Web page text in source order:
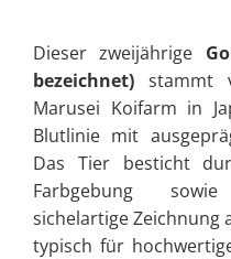
Dieser zweijährige
bezeichnet) stammt
Marusei Koifarm in
Blutlinie mit
Das Tier besticht
Farbgebung
sichelartige Zeichnung
typisch für